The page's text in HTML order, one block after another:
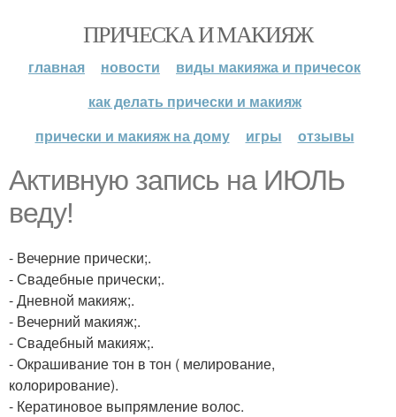
ПРИЧЕСКА И МАКИЯЖ
главная новости
виды макияжа и причесок
как делать прически и макияж
прически и макияж на дому
игры отзывы
Активную запись на ИЮЛЬ
веду!
- Вечерние прически;.
- Свадебные прически;.
- Дневной макияж;.
- Вечерний макияж;.
- Свадебный макияж;.
- Окрашивание тон в тон ( мелирование,
колорирование).
- Кератиновое выпрямление волос.